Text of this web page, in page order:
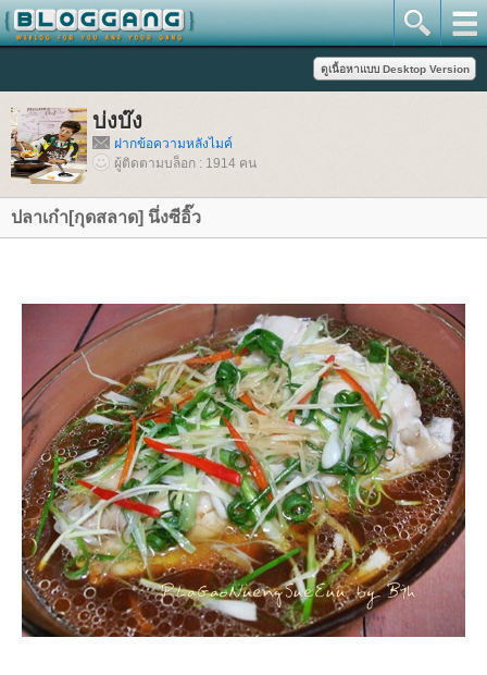
บ่งบ๊ง
ฝากข้อความหลังไมค์
ผู้ติดตามบล็อก : 1914 คน
ปลาเก๋า[กุดสลาด] นึ่งซีอิ๊ว